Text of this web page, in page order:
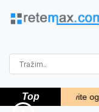
TopObjavite